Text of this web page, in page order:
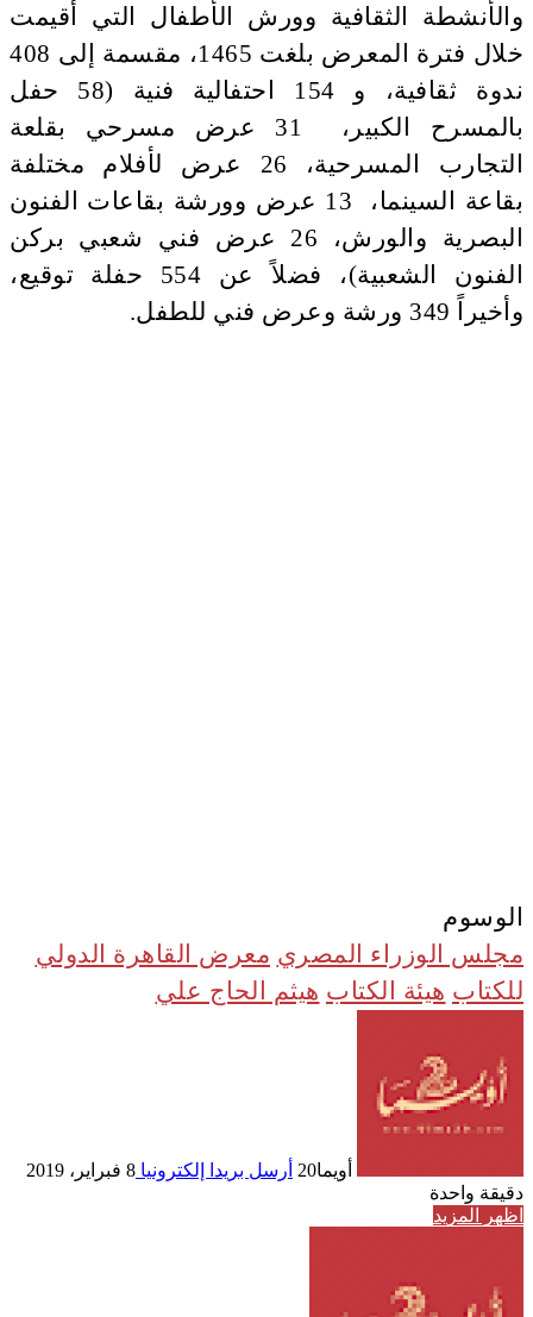
والأنشطة الثقافية وورش الأطفال التي أٌقيمت
خلال فترة المعرض بلغت ‏1465‏‏، مقسمة إلى ‏408
ندوة ثقافية، و ‏154 احتفالية فنية (‏‏58 حفل
بالمسرح الكبير، ‏ ‏31 عرض مسرحي بقلعة
التجارب المسرحية، ‏26 عرض لأفلام مختلفة
بقاعة السينما، ‏ ‏13 عرض وورشة بقاعات الفنون
البصرية والورش، ‏26 عرض فني شعبي بركن
الفنون الشعبية)، فضلاً عن ‏554 حفلة توقيع،
وأخيراً ‏349 ورشة وعرض فني للطفل.‏ ‏
الوسوم
مجلس الوزراء المصري معرض القاهرة الدولي
للكتاب هيئة الكتاب هيثم الحاج علي
أويما20 أرسل بريدا إلكترونيا 8 فبراير، 2019
دقيقة واحدة
اظهر المزيد